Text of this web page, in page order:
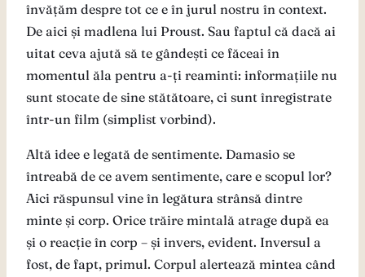
învățăm despre tot ce e în jurul nostru în context.
De aici și madlena lui Proust. Sau faptul că dacă ai
uitat ceva ajută să te gândești ce făceai în
momentul ăla pentru a-ți reaminti: informațiile nu
sunt stocate de sine stătătoare, ci sunt înregistrate
într-un film (simplist vorbind).
Altă idee e legată de sentimente. Damasio se
întreabă de ce avem sentimente, care e scopul lor?
Aici răspunsul vine în legătura strânsă dintre
minte și corp. Orice trăire mintală atrage după ea
și o reacție în corp – și invers, evident. Inversul a
fost, de fapt, primul. Corpul alertează mintea când